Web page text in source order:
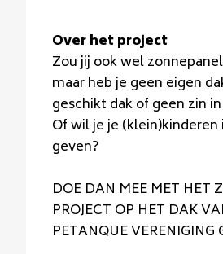
Over het project
Zou jij ook wel
maar heb je geen eigen
geschikt dak of geen zin
Of wil je je
geven?
DOE DAN MEE MET HET
PROJECT OP HET DAK
PETANQUE VERENIGING